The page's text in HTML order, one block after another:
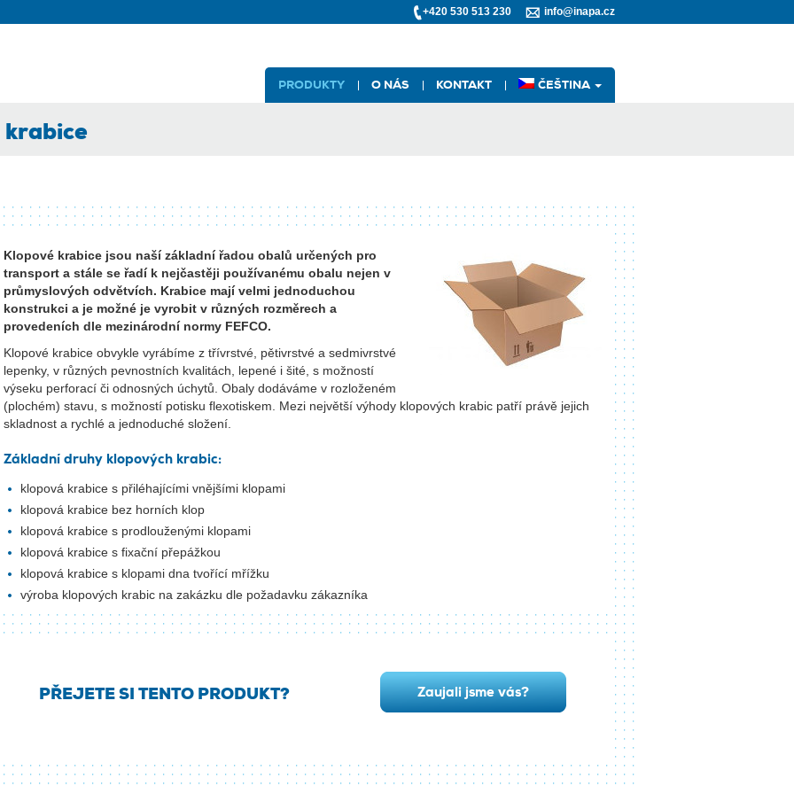
info@inapa.cz
+420 530 513 230
PRODUKTY O NÁS KONTAKT ČEŠTINA
Klopové krabice jsou naší základní řadou obalů určených pro
transport a stále se řadí k nejčastěji používanému obalu nejen v
průmyslových odvětvích. Krabice mají velmi jednoduchou
konstrukci a je možné je vyrobit v různých rozměrech a
provedeních dle mezinárodní normy FEFCO.
Klopové krabice obvykle vyrábíme z třívrstvé, pětivrstvé a sedmivrstvé
lepenky, v různých pevnostních kvalitách, lepené i šité, s možností
výseku perforací či odnosných úchytů. Obaly dodáváme v rozloženém
(plochém) stavu, s možností potisku flexotiskem. Mezi největší výhody klopových krabic patří právě jejich
skladnost a rychlé a jednoduché složení.
Základní druhy klopových krabic:
klopová krabice s přiléhajícími vnějšími klopami
klopová krabice bez horních klop
klopová krabice s prodlouženými klopami
klopová krabice s fixační přepážkou
klopová krabice s klopami dna tvořící mřížku
výroba klopových krabic na zakázku dle požadavku zákazníka
PŘEJETE SI TENTO PRODUKT? Zaujali jsme vás?